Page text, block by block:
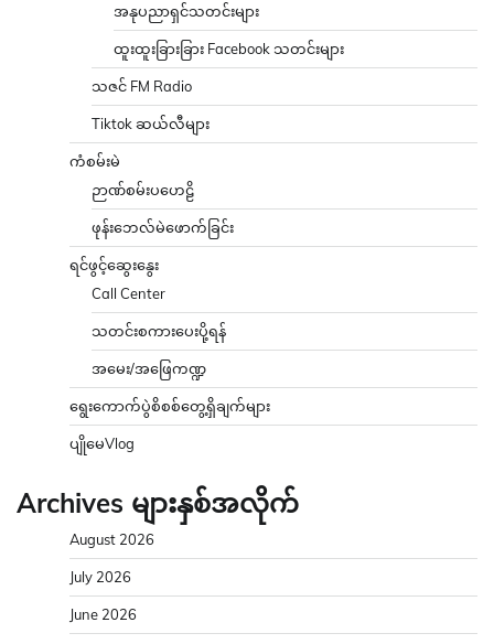
အနုပညာရှင်သတင်းများ
ထူးထူးခြားခြား Facebook သတင်းများ
သဇင် FM Radio
Tiktok ဆယ်လီများ
ကံစမ်းမဲ
ဉာဏ်စမ်းပဟေဠိ
ဖုန်းဘေလ်မဲဖောက်ခြင်း
ရင်ဖွင့်ဆွေးနွေး
Call Center
သတင်းစကားပေးပို့ရန်
အမေး/အဖြေကဏ္ဍ
ရွေးကောက်ပွဲစိစစ်တွေ့ရှိချက်များ
ပျိုမေVlog
Archives များနှစ်အလိုက်
August 2026
July 2026
June 2026